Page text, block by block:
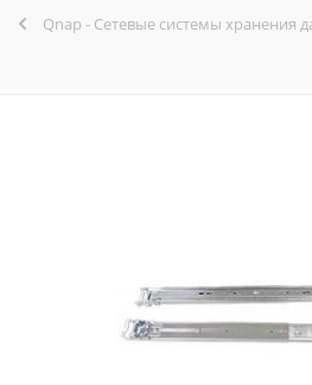
Qnap - Сетевые системы хранения